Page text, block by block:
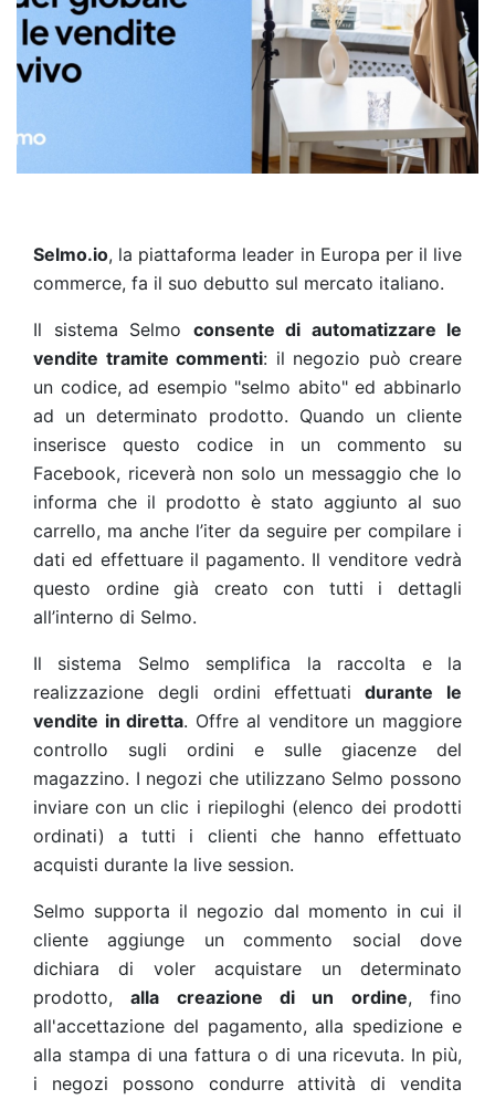
Selmo.io, la piattaforma leader in Europa per il live
commerce, fa il suo debutto sul mercato italiano.
Il sistema Selmo consente di automatizzare le
vendite tramite commenti: il negozio può creare
un codice, ad esempio "selmo abito" ed abbinarlo
ad un determinato prodotto. Quando un cliente
inserisce questo codice in un commento su
Facebook, riceverà non solo un messaggio che lo
informa che il prodotto è stato aggiunto al suo
carrello, ma anche l’iter da seguire per compilare i
dati ed effettuare il pagamento. Il venditore vedrà
questo ordine già creato con tutti i dettagli
all’interno di Selmo.
Il sistema Selmo semplifica la raccolta e la
realizzazione degli ordini effettuati durante le
vendite in diretta. Offre al venditore un maggiore
controllo sugli ordini e sulle giacenze del
magazzino. I negozi che utilizzano Selmo possono
inviare con un clic i riepiloghi (elenco dei prodotti
ordinati) a tutti i clienti che hanno effettuato
acquisti durante la live session.
Selmo supporta il negozio dal momento in cui il
cliente aggiunge un commento social dove
dichiara di voler acquistare un determinato
prodotto,alla creazione di un ordine, fino
all'accettazione del pagamento, alla spedizione e
alla stampa di una fattura o di una ricevuta. In più,
i negozi possono condurre attività di vendita